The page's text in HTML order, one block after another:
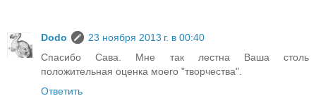
Dodo
23 ноября 2013 г. в 00:40
Спасибо Сава. Мне так лестна Ваша столь
положительная оценка моего "творчества".
Ответить